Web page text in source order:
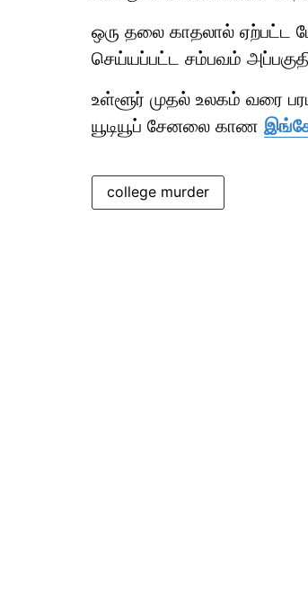
ஒரு தலை காதலால் ஏற்பட்ட
செய்யப்பட்ட சம்பவம்
உள்ளூர் முதல் உலகம் வரை
யூடியூப் சேனலை காண
college murder